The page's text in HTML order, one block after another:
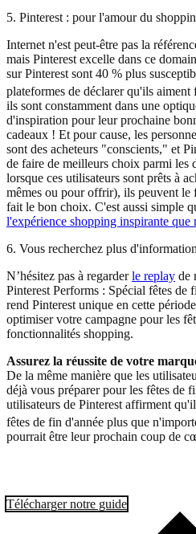
5. Pinterest : pour l'amour du
Internet n'est peut-être pas la
mais Pinterest excelle dans ce
sur Pinterest sont 40 % plus
plateformes de déclarer qu'ils aiment
ils sont constamment dans une
d'inspiration pour leur prochaine
cadeaux ! Et pour cause, les
sont des acheteurs "conscients," et
de faire de meilleurs choix parmi les
lorsque ces utilisateurs sont prêts à
mêmes ou pour offrir), ils peuvent le
fait le bon choix. C'est aussi simple
l'expérience shopping inspirante que
6. Vous recherchez plus
N’hésitez pas à regarderle replay de
Pinterest Performs : Spécial fêtes de
rend Pinterest unique en cette
optimiser votre campagne pour les
fonctionnalités shopping.
Assurez la réussite de votre
De la même manière que les
déjà vous préparer pour les fêtes de
utilisateurs de Pinterest affirment
fêtes de fin d'année plus que
pourrait être leur prochain coup de
Télécharger notre guide